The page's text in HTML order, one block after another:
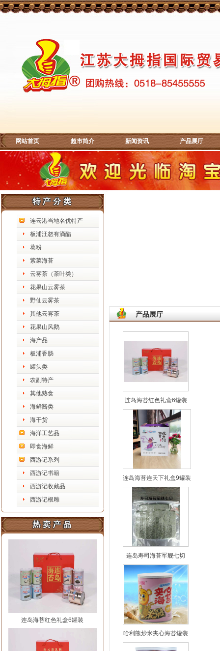
网站首页 超市简介 新闻资讯 产品展厅
连云港当地名优特产
板浦汪恕有滴醋
葛粉
紫菜海苔
云雾茶（茶叶类）
花果山云雾茶
野仙云雾茶
其他云雾茶
花果山风鹅
海产品
板浦香肠
罐头类
农副特产
其他熟食
海鲜酱类
海干货
海洋工艺品
即食海鲜
西游记系列
西游记书籍
西游记收藏品
西游记根雕
连岛海苔红色礼盒6罐装
产品展厅
连岛海苔红色礼盒6罐装
连岛海苔连天下礼盒9罐装
连岛寿司海苔军舰七切
哈利熊炒米夹心海苔罐装